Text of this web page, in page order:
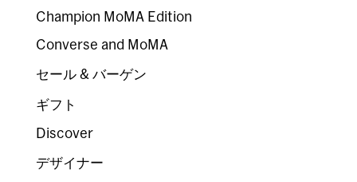
Champion MoMA Edition
Converse and MoMA
セール & バーゲン
ギフト
Discover
デザイナー